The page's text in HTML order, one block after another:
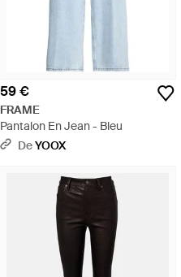
59 €
FRAME
Pantalon En Jean - Bleu
DeYOOX